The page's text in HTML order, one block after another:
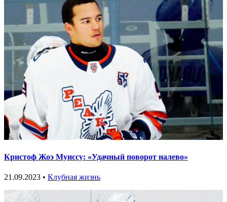
Кристоф Жоэ Муиссу: «Удачный поворот налево»
21.09.2023 • Клубная жизнь